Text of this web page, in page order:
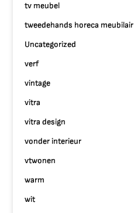
tv meubel
tweedehands horeca meubilair
Uncategorized
verf
vintage
vitra
vitra design
vonder interieur
vtwonen
warm
wit